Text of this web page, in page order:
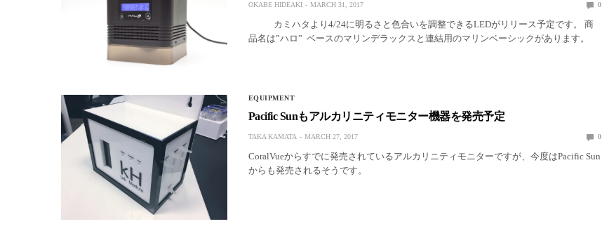
OKABE HIDEAKI MARCH 31, 2017 0
カミハタより4/24に明るさと色合いを調整できるLEDがリリース予定です。 商
品名は”ハロ” ベースのマリンデラックスと連結用のマリンベーシックがあります。
EQUIPMENT
Pacific Sunもアルカリニティモニター機器を発売予定
TAKA KAMATA MARCH 27, 2017 0
CoralVueからすでに発売されているアルカリニティモニターですが、今度はPacific Sun
からも発売されるそうです。